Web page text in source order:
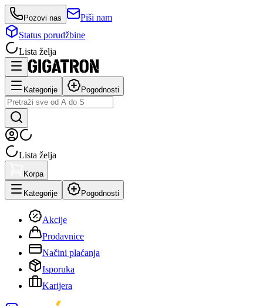
Pozovi nas
Piši nam
Status porudžbine
Lista želja
Kategorije Pogodnosti
Lista želja
Korpa
Kategorije Pogodnosti
Akcije
Prodavnice
Načini plaćanja
Isporuka
Karijera